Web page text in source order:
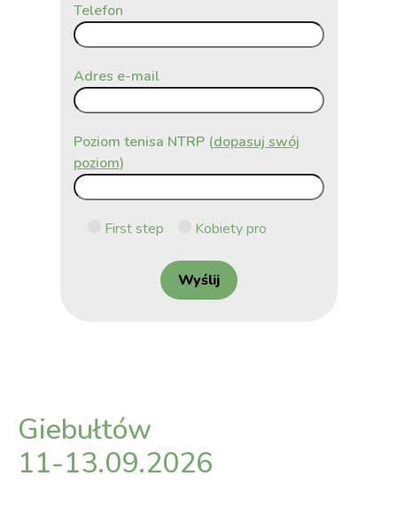
Telefon
Adres e-mail
Poziom tenisa NTRP (dopasuj swój
poziom)
First step Kobiety pro
Giebułtów
11-13.09.2026